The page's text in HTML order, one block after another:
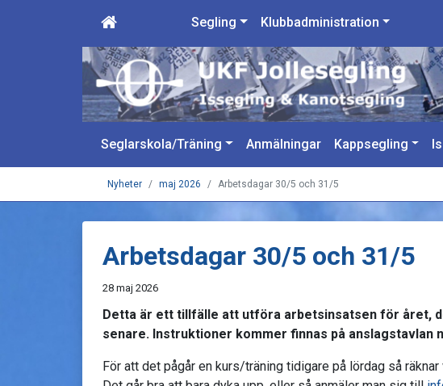
Segling Klubbadministration
Seglarskola/Träning Anmälningar Kappsegling
Nyheter maj 2026 Arbetsdagar 30/5 och 31/5
Arbetsdagar 30/5 och 31/5
28 maj 2026
Detta är ett tillfälle att utföra arbetsinsatsen för året,
senare. Instruktioner kommer finnas på anslagstavlan
För att det pågår en kurs/träning tidigare på lördag så